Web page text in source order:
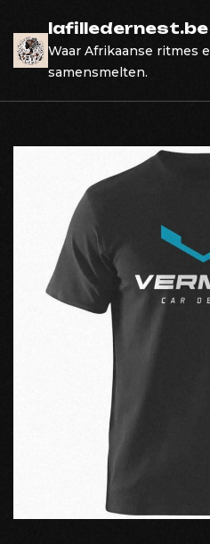
content
lafilledernest.be
Waar Afrikaanse ritmes
samensmelten.